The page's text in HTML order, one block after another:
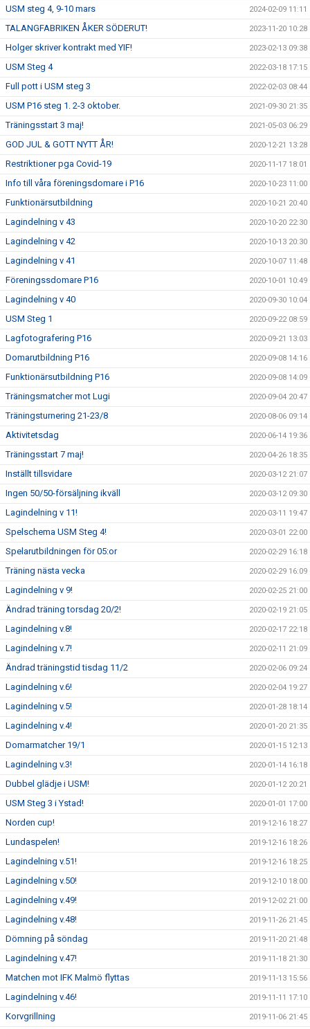
USM steg 4, 9-10 mars 2024-02-09 11:11
TALANGFABRIKEN ÅKER SÖDERUT! 2023-11-20 10:28
Holger skriver kontrakt med YIF! 2023-02-13 09:38
USM Steg 4 2022-03-18 17:15
Full pott i USM steg 3 2022-02-03 08:44
USM P16 steg 1. 2-3 oktober. 2021-09-30 21:35
Träningsstart 3 maj! 2021-05-03 06:29
GOD JUL & GOTT NYTT ÅR! 2020-12-21 13:28
Restriktioner pga Covid-19 2020-11-17 18:01
Info till våra föreningsdomare i P16 2020-10-23 11:00
Funktionärsutbildning 2020-10-21 20:40
Lagindelning v 43 2020-10-20 22:30
Lagindelning v 42 2020-10-13 20:30
Lagindelning v 41 2020-10-07 11:48
Föreningssdomare P16 2020-10-01 10:49
Lagindelning v 40 2020-09-30 10:04
USM Steg 1 2020-09-22 08:59
Lagfotografering P16 2020-09-21 13:03
Domarutbildning P16 2020-09-08 14:16
Funktionärsutbildning P16 2020-09-08 14:09
Träningsmatcher mot Lugi 2020-09-04 20:47
Träningsturnering 21-23/8 2020-08-06 09:14
Aktivitetsdag 2020-06-14 19:36
Träningsstart 7 maj! 2020-04-26 18:35
Inställt tillsvidare 2020-03-12 21:07
Ingen 50/50-försäljning ikväll 2020-03-12 09:30
Lagindelning v 11! 2020-03-11 19:47
Spelschema USM Steg 4! 2020-03-01 22:00
Spelarutbildningen för 05:or 2020-02-29 16:18
Träning nästa vecka 2020-02-29 16:09
Lagindelning v 9! 2020-02-25 21:00
Ändrad träning torsdag 20/2! 2020-02-19 21:05
Lagindelning v.8! 2020-02-17 22:18
Lagindelning v.7! 2020-02-11 21:09
Ändrad träningstid tisdag 11/2 2020-02-06 09:24
Lagindelning v.6! 2020-02-04 19:27
Lagindelning v.5! 2020-01-28 18:14
Lagindelning v.4! 2020-01-20 21:35
Domarmatcher 19/1 2020-01-15 12:13
Lagindelning v.3! 2020-01-14 16:18
Dubbel glädje i USM! 2020-01-12 20:21
USM Steg 3 i Ystad! 2020-01-01 17:00
Norden cup! 2019-12-16 18:27
Lundaspelen! 2019-12-16 18:26
Lagindelning v.51! 2019-12-16 18:25
Lagindelning v.50! 2019-12-10 18:00
Lagindelning v.49! 2019-12-02 21:00
Lagindelning v.48! 2019-11-26 21:45
Dömning på söndag 2019-11-20 21:48
Lagindelning v.47! 2019-11-18 21:30
Matchen mot IFK Malmö flyttas 2019-11-13 15:56
Lagindelning v.46! 2019-11-11 17:10
Korvgrillning 2019-11-06 21:45